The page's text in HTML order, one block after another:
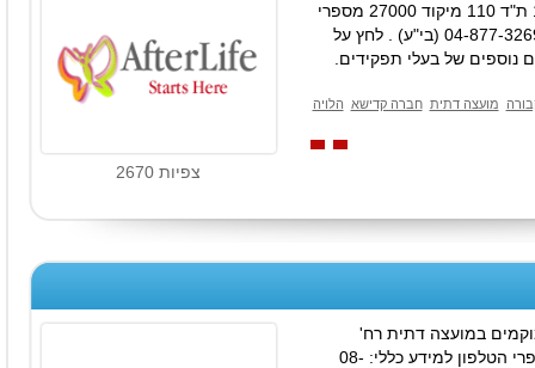
צפיות 2670
קריית-ביאליק רח' שדרות ירושלים 12 ת"ד 110 מיקוד 27000 מספרי
הטלפון למידע כללי: 04-878-0860 04-877-3269 (בי"ע) . לחץ על
נוספים של בעלי תפקידים.
הלויה חברה קדישא מועצה דתית
במועצה דתית רח'
גולומב 25 ת"ד 36 מיקוד 72100 מספרי הטלפון למידע כללי: 08-